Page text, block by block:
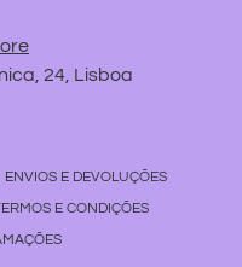
24, Lisboa
ENVIOS E DEVOLUÇÕES
E CONDIÇÕES